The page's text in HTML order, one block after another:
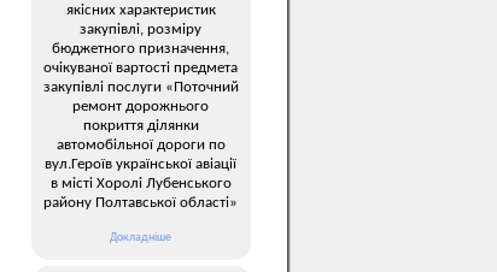
якісних характеристик
закупівлі, розміру
бюджетного призначення,
очікуваної вартості предмета
закупівлі послуги «Поточний
ремонт дорожнього
покриття ділянки
автомобільної дороги по
вул.Героїв української авіації
в місті Хоролі Лубенського
району Полтавської області»
Докладніше